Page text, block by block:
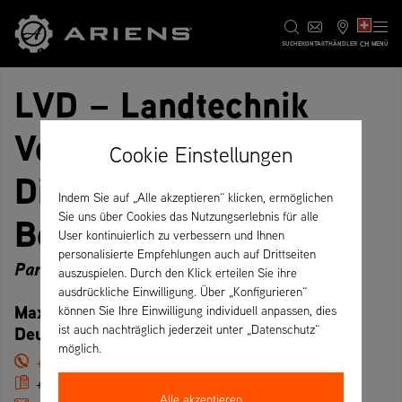
SUCHEKONTAKTHÄNDLER CH MENÜ
LVD – Landtechnik
Vertrieb und
Dienstleistungen
Bernard Krone GmbH
Partner
Max-Eyth-Straße 1, 48480 Spelle –
Deutschland
+49 (5977) 935-265
+49 (5977) 935-89 265
Cookie Einstellungen
Indem Sie auf „Alle akzeptieren“ klicken, ermöglichen
Sie uns über Cookies das Nutzungserlebnis für alle
User kontinuierlich zu verbessern und Ihnen
personalisierte Empfehlungen auch auf Drittseiten
auszuspielen. Durch den Klick erteilen Sie ihre
ausdrückliche Einwilligung. Über „Konfigurieren“
können Sie Ihre Einwilligung individuell anpassen, dies
ist auch nachträglich jederzeit unter „Datenschutz“
möglich.